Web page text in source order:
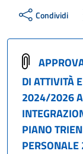
Condividi
DI ATTIVITÀ
2024/2026 A
PIANO